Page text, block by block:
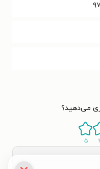
می‌دهید؟
۵